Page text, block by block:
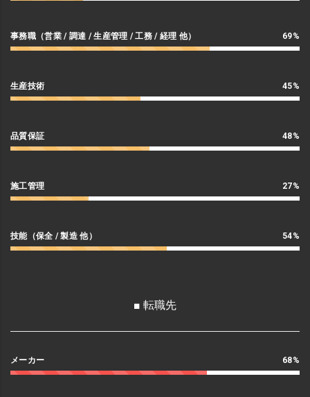
事務職（営業 / 調達 / 生産管理 / 工務 / 経理 他） 69%
生産技術 45%
品質保証 48%
施工管理 27%
技能（保全 / 製造 他） 54%
■ 転職先
メーカー 68%